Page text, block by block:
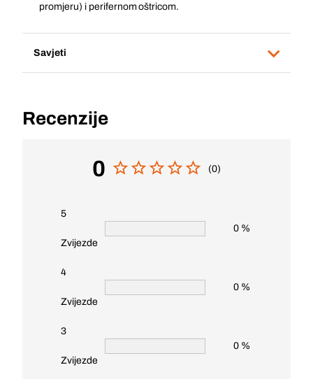
promjeru) i perifernom oštricom.
Savjeti
Recenzije
0 (0)
5
Zvijezde
0 %
4
Zvijezde
0 %
3
Zvijezde
0 %